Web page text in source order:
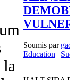
Soumis par
Education |